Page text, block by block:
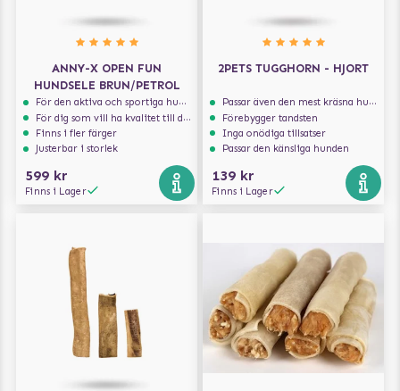
ANNY-X OPEN FUN
HUNDSELE BRUN/PETROL
För den aktiva och sportiga hunden
För dig som vill ha kvalitet till din hund!
Finns i fler färger
Justerbar i storlek
599 kr
Finns i Lager
2PETS TUGGHORN - HJORT
Passar även den mest kräsna hunden
Förebygger tandsten
Inga onödiga tillsatser
Passar den känsliga hunden
139 kr
Finns i Lager